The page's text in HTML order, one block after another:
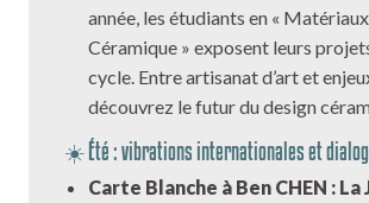
année, les étudiants en « Matériaux
Céramique » exposent leurs
cycle. Entre artisanat d’art et
découvrez le futur du design
☀️ Été : vibrations internationales et
Carte Blanche à Ben CHEN : La